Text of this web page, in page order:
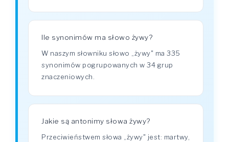
Ile synonimów ma słowo żywy?
W naszym słowniku słowo „żywy" ma 335
synonimów pogrupowanych w 34 grup
znaczeniowych.
Jakie są antonimy słowa żywy?
Przeciwieństwem słowa „żywy" jest: martwy,